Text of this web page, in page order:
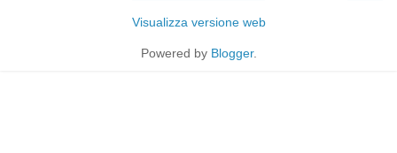
Visualizza versione web
Powered by Blogger.